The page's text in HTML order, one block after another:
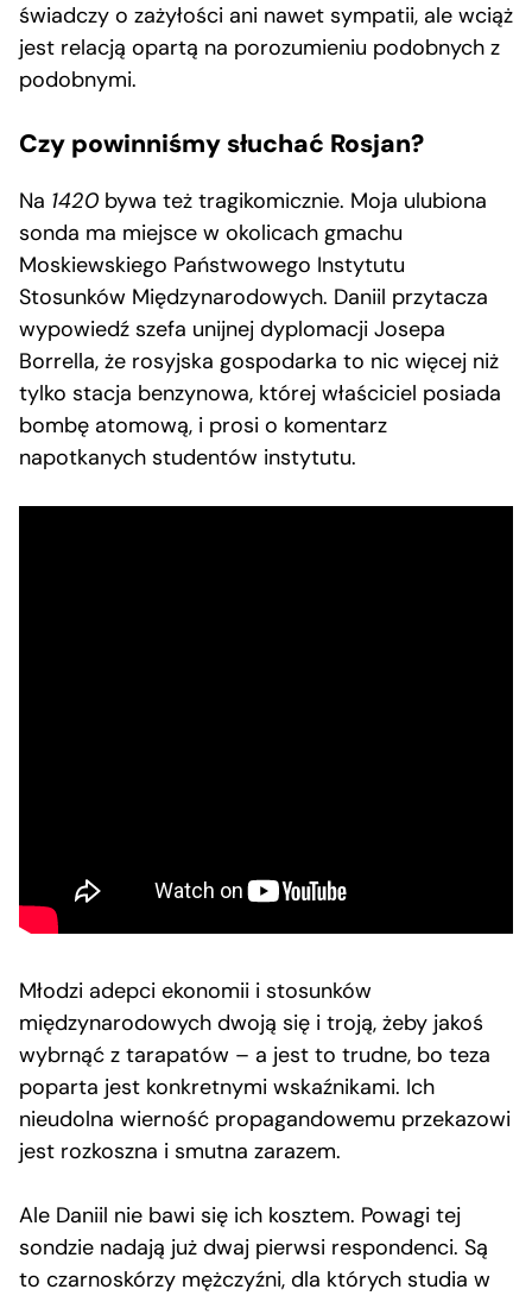
świadczy o zażyłości ani nawet sympatii, ale wciąż
jest relacją opartą na porozumieniu podobnych z
podobnymi.
Czy powinniśmy słuchać Rosjan?
Na 1420 bywa też tragikomicznie. Moja ulubiona
sonda ma miejsce w okolicach gmachu
Moskiewskiego Państwowego Instytutu
Stosunków Międzynarodowych. Daniil przytacza
wypowiedź szefa unijnej dyplomacji Josepa
Borrella, że rosyjska gospodarka to nic więcej niż
tylko stacja benzynowa, której właściciel posiada
bombę atomową, i prosi o komentarz
napotkanych studentów instytutu.
Młodzi adepci ekonomii i stosunków
międzynarodowych dwoją się i troją, żeby jakoś
wybrnąć z tarapatów – a jest to trudne, bo teza
poparta jest konkretnymi wskaźnikami. Ich
nieudolna wierność propagandowemu przekazowi
jest rozkoszna i smutna zarazem.
Ale Daniil nie bawi się ich kosztem. Powagi tej
sondzie nadają już dwaj pierwsi respondenci. Są
to czarnoskórzy mężczyźni, dla których studia w